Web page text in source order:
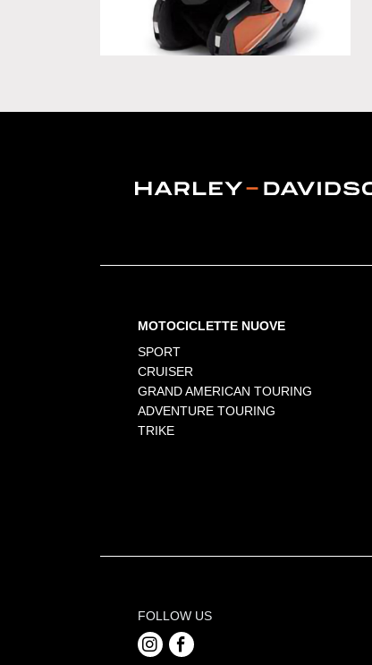
Casco modulare Harley-Davidson con
visiera in Limited Edition
MOTOCICLETTE NUOVE
SPORT
CRUISER
GRAND AMERICAN TOURING
ADVENTURE TOURING
TRIKE
FOLLOW US